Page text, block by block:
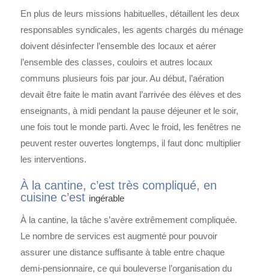
En plus de leurs missions habituelles, détaillent les deux
responsables syndicales, les agents chargés du ménage
doivent désinfecter l’ensemble des locaux et aérer
l’ensemble des classes, couloirs et autres locaux
communs plusieurs fois par jour. Au début, l’aération
devait être faite le matin avant l’arrivée des élèves et des
enseignants, à midi pendant la pause déjeuner et le soir,
une fois tout le monde parti. Avec le froid, les fenêtres ne
peuvent rester ouvertes longtemps, il faut donc multiplier
les interventions.
À la cantine, c’est très compliqué, en
cuisine c’est ingérable
À la cantine, la tâche s’avère extrêmement compliquée.
Le nombre de services est augmenté pour pouvoir
assurer une distance suffisante à table entre chaque
demi-pensionnaire, ce qui bouleverse l’organisation du